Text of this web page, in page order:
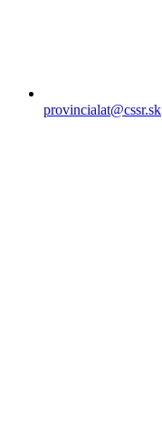
provincialat@cssr.sk